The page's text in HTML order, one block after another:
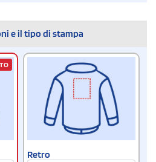
e il tipo di stampa
Retro